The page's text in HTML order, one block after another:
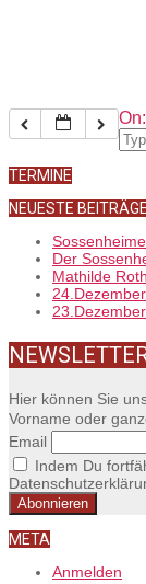
2019-
04-
On:
TERMINE
NEUESTE BEITRÄGE
Der
Mathilde Roth
24.Dezember
23.Dezember
Hier können Sie
Vorname oder
Email
Indem Du
META
Anmelden